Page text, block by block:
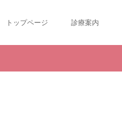
トップページ 診療案内